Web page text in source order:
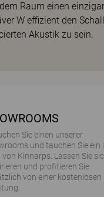
Raum einen
W effizient den
Akustik zu sein.
Sie einen unserer
und tauchen Sie ein
von Kinnarps. Lassen Sie
und profitieren Sie
von einer kostenlosen